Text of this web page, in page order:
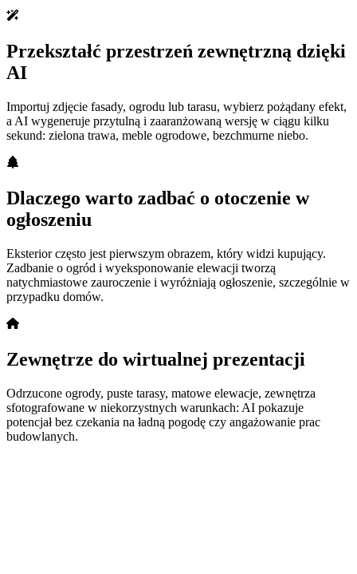
Przekształć przestrzeń zewnętrzną dzięki
AI
Importuj zdjęcie fasady, ogrodu lub tarasu, wybierz pożądany efekt,
a AI wygeneruje przytulną i zaaranżowaną wersję w ciągu kilku
sekund: zielona trawa, meble ogrodowe, bezchmurne niebo.
Dlaczego warto zadbać o otoczenie w
ogłoszeniu
Eksterior często jest pierwszym obrazem, który widzi kupujący.
Zadbanie o ogród i wyeksponowanie elewacji tworzą
natychmiastowe zauroczenie i wyróżniają ogłoszenie, szczególnie w
przypadku domów.
Zewnętrze do wirtualnej prezentacji
Odrzucone ogrody, puste tarasy, matowe elewacje, zewnętrza
sfotografowane w niekorzystnych warunkach: AI pokazuje
potencjał bez czekania na ładną pogodę czy angażowanie prac
budowlanych.